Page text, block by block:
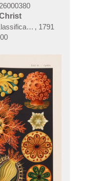
und Nomenclatur
, 1791